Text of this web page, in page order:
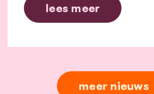
lees meer
meer nieuws